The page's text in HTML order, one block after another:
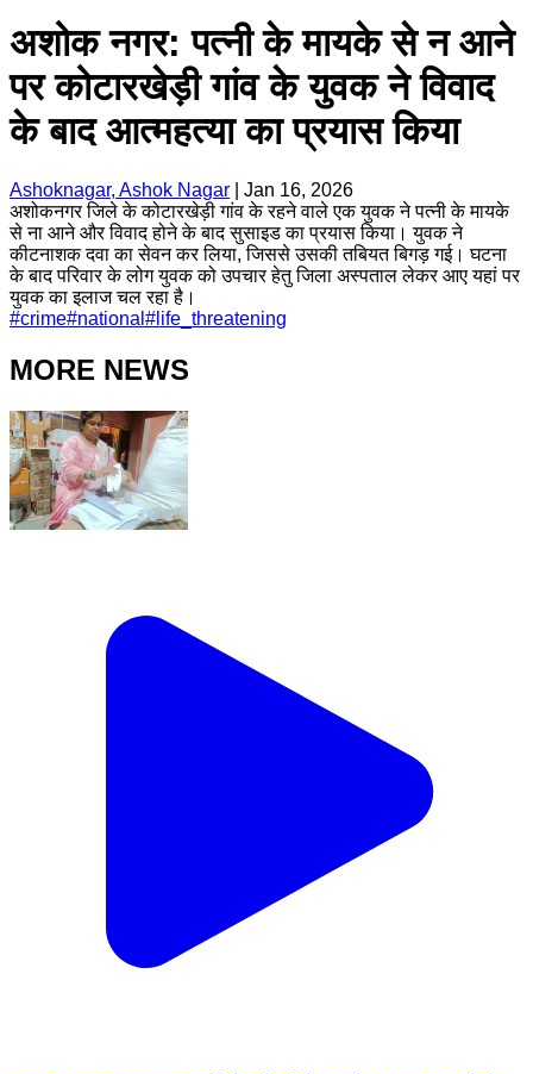
अशोक नगर: पत्नी के मायके से न आने
पर कोटारखेड़ी गांव के युवक ने विवाद
के बाद आत्महत्या का प्रयास किया
Ashoknagar, Ashok Nagar
Jan 16, 2026
अशोकनगर जिले के कोटारखेड़ी गांव के रहने वाले एक युवक ने पत्नी के मायके
से ना आने और विवाद होने के बाद सुसाइड का प्रयास किया। युवक ने
कीटनाशक दवा का सेवन कर लिया, जिससे उसकी तबियत बिगड़ गई। घटना
के बाद परिवार के लोग युवक को उपचार हेतु जिला अस्पताल लेकर आए यहां पर
युवक का इलाज चल रहा है।
#crime#national # life_threatening
MORE NEWS